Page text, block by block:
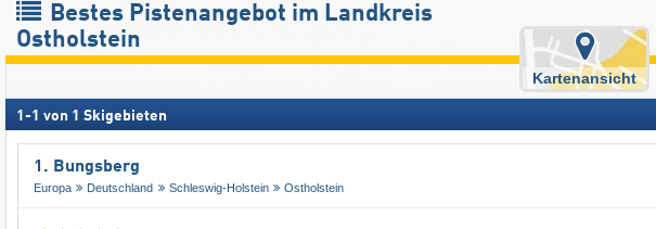
Bestes Pistenangebot im Landkreis
Ostholstein
Kartenansicht
1 -1 von 1 Skigebieten
1. Bungsberg
Europa Deutschland Schleswig-Holstein Ostholstein